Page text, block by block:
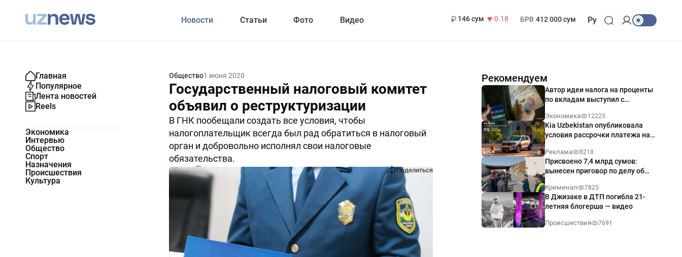
Новости Статьи Фото Видео
146 сум
-0.18
БРВ 412 000 сум Ру
Главная
Популярное
Лента новостей
Reels
Экономика
Интервью
Общество
Спорт
Назначения
Происшествия
Культура
Общество1 июня 2020
Государственный налоговый комитет
объявил о реструктуризации
В ГНК пообещали создать все условия, чтобы
налогоплательщик всегда был рад обратиться в налоговый
орган и добровольно исполнял свои налоговые
обязательства.
4346 0 Поделиться
Рекомендуем
Автор идеи налога на проценты
по вкладам выступил с
Экономика 12225
Kia Uzbekistan опубликовала
условия рассрочки платежа на
годовых
Реклама 8218
Присвоено 7,4 млрд сумов:
вынесен приговор по делу об
Ташкенте
Криминал 7825
В Джизаке в ДТП погибла 21-
летняя блогерша — видео
Происшествия 7691